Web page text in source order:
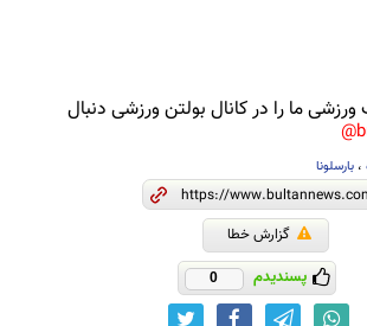
ما را در کانال بولتن ورزشی دنبال
، بارسلونا
گزارش خطا
پسندیدم 0